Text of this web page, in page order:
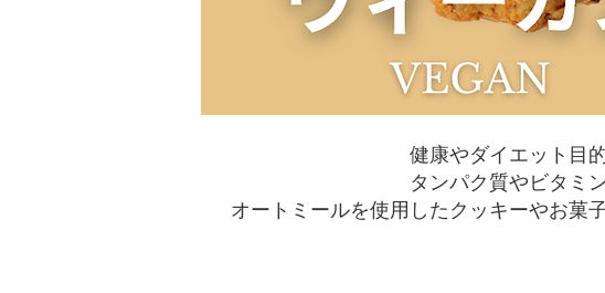
健康やダイエット目
タンパク質やビタミ
オートミールを使用したクッキーやお菓